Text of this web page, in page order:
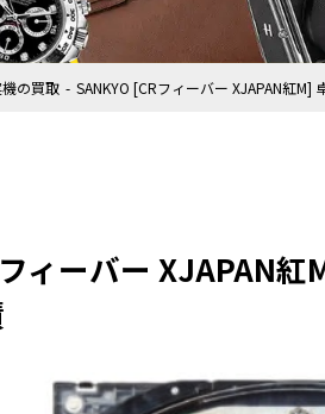
の買取 SANKYO [CRフィーバー XJAPAN紅
ィーバー XJAPAN